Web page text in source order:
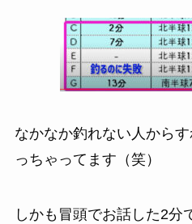
なかなか釣れない人から
っちゃってます（笑）
しかも冒頭でお話した2分